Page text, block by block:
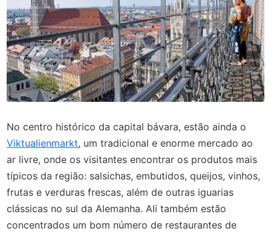
No centro histórico da capital bávara, estão ainda o
Viktualienmarkt, um tradicional e enorme mercado ao
ar livre, onde os visitantes encontrar os produtos mais
típicos da região: salsichas, embutidos, queijos, vinhos,
frutas e verduras frescas, além de outras iguarias
clássicas no sul da Alemanha. Ali também estão
concentrados um bom número de restaurantes de